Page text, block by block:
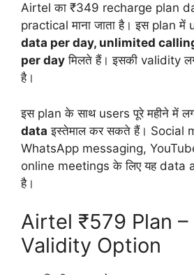
Airtel का ₹349 recharge plan
practical माना जाता है। इस plan में
data per day, unlimited
per day मिलते हैं। इसकी validity
है।
इस plan के साथ users पूरे महीने में
data इस्तेमाल कर सकते हैं। Social
WhatsApp messaging,
online meetings के लिए यह data
है।
Airtel ₹579 Plan
Validity Option